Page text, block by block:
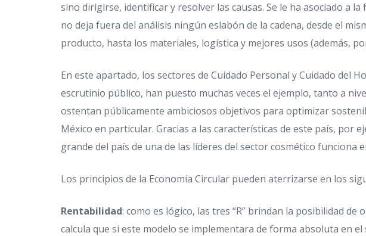
sino dirigirse, identificar y resolver las causas. Se le ha asociado a
no deja fuera del análisis ningún eslabón de la cadena, desde el
producto, hasta los materiales, logística y mejores usos (además,
En este apartado, los sectores de Cuidado Personal y Cuidado del
escrutinio público, han puesto muchas veces el ejemplo, tanto a
ostentan públicamente ambiciosos objetivos para optimizar
México en particular. Gracias a las características de este país, por
grande del país de una de las líderes del sector cosmético funciona
Los principios de la Economía Circular pueden aterrizarse en los
Rentabilidad: como es lógico, las tres “R” brindan la posibilidad de
calcula que si este modelo se implementara de forma absoluta en